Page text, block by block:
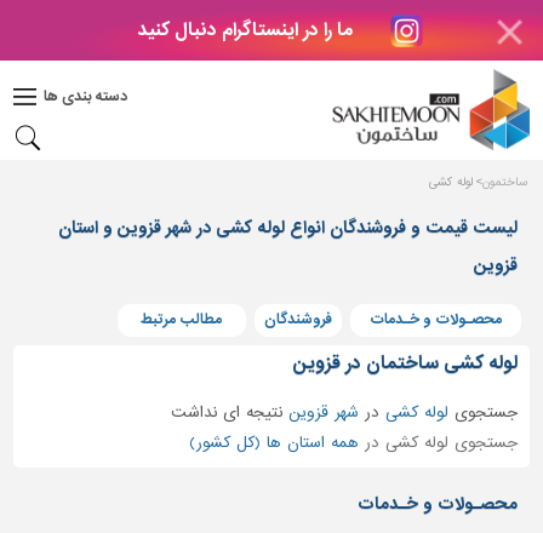
ما را در اینستاگرام دنبال کنید
دسته بندی ها
دکوراسیون
بتن
های
بتنی
پنجره
مصالح
پله،
نرده
حفاظ
ساختمون لوله کشی
لیست قیمت و فروشندگان انواع لوله کشی در شهر قزوین و استان
قزوین
محصـولات و خـدمات فروشندگان مطالب مرتبط
لوله کشی ساختمان در قزوین
جستجوی لوله کشی در شهر قزوین نتیجه ای نداشت
جستجوی لوله کشی در همه استان ها (کل کشور)
محصـولات و خـدمات